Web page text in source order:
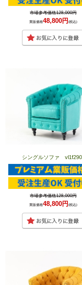
市場参考価格128,000円
業販価格48,800円(税込)
シングルソファ
市場参考価格128,000円
業販価格48,800円(税込)